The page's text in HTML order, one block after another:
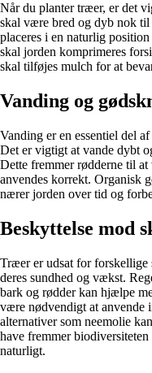
Når du planter træer, er det
skal være bred og dyb nok til
placeres i en naturlig
skal jorden komprimeres
skal tilføjes mulch for at
Vanding og
Vanding er en essentiel del
Det er vigtigt at vande dybt
Dette fremmer rødderne til
anvendes korrekt. Organisk
nærer jorden over tid og
Beskyttelse mod
Træer er udsat for
deres sundhed og vækst.
bark og rødder kan hjælpe
være nødvendigt at anvende
alternativer som neemolie
have fremmer
naturligt.